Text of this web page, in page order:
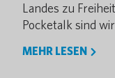
Landes zu
Pocketalk sind
MEHR LESEN